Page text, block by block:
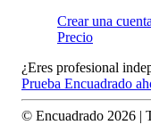
Crear una cuenta
Precio
¿Eres profesional
Prueba Encuadrado
© Encuadrado 2026 |